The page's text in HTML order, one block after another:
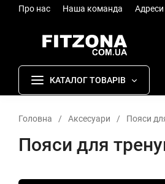
Про нас Наша команда Адреси
КАТАЛОГ ТОВАРІВ
Головна / Аксесуари / Пояси
Пояси для